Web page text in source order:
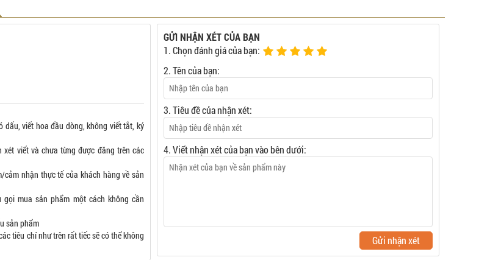
dấu, viết hoa đầu dòng, không viết tắt, ký
viết và chưa từng được đăng trên các
nhận thực tế của khách hàng về sản
mua sản phẩm một cách không cần
sản phẩm
tiêu chí như trên rất tiếc sẽ có thể không
GỬI NHẬN XÉT CỦA BẠN
1. Chọn đánh giá của bạn:
2. Tên của bạn:
3. Tiêu đề của nhận xét:
4. Viết nhận xét của bạn vào bên dưới:
Gửi nhận xét